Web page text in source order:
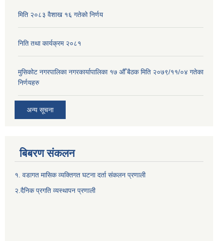
मिति २०८३ वैशाख १६ गतेको निर्णय
निति तथा कार्यक्रम २०८१
मुसिकोट नगरपालिका नगरकार्यापालिका १७ औँ बैठक मिति २०७९/११/०४ गतेका
निर्णयहरु
अन्य सूचना
बिबरण संकलन
१. वडागत मासिक व्यक्तिगत घटना दर्ता संकलन प्रणाली
२.दैनिक प्रगति व्यस्थापन प्रणाली